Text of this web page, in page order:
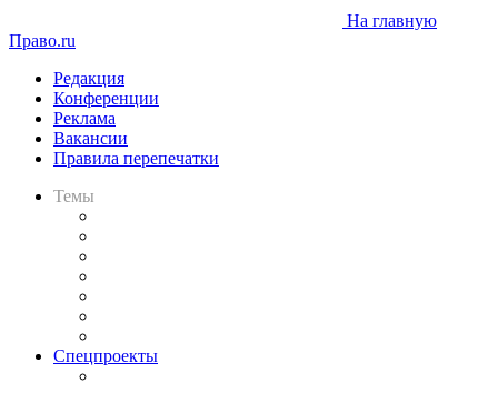
На главную
Право.ru
Редакция
Конференции
Реклама
Вакансии
Правила перепечатки
Темы
Спецпроекты